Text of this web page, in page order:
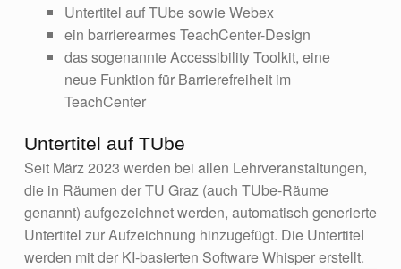
Untertitel auf TUbe sowie Webex
ein barrierearmes TeachCenter-Design
das sogenannte Accessibility Toolkit, eine
neue Funktion für Barrierefreiheit im
TeachCenter
Untertitel auf TUbe
Seit März 2023 werden bei allen Lehrveranstaltungen,
die in Räumen der TU Graz (auch TUbe-Räume
genannt) aufgezeichnet werden, automatisch generierte
Untertitel zur Aufzeichnung hinzugefügt. Die Untertitel
werden mit der KI-basierten Software Whisper erstellt.